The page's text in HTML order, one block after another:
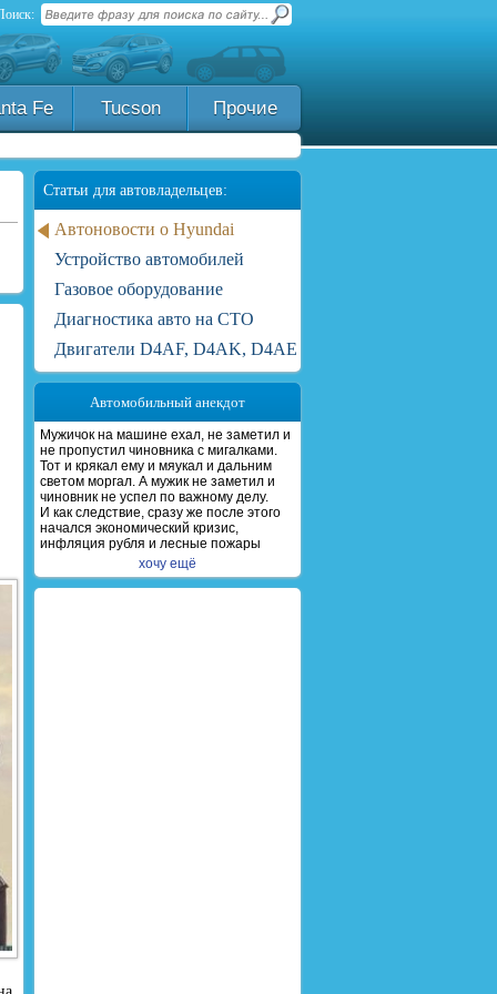
Fe Tucson Прочие
Статьи для автовладельцев:
Автоновости о Hyundai
Устройство автомобилей
Газовое оборудование
Диагностика авто на СТО
Двигатели D4AF, D4AK, D4AE
Автомобильный анекдот
Мужичок на машине ехал, не заметил и
не пропустил чиновника с мигалками.
Тот и крякал ему и мяукал и дальним
светом моргал. А мужик не заметил и
чиновник не успел по важному делу.
И как следствие, сразу же после этого
начался экономический кризис,
инфляция рубля и лесные пожары
хочу ещё